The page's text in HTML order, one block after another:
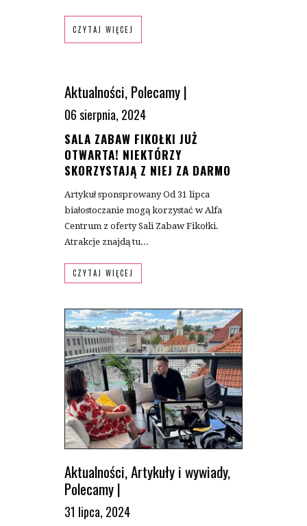
CZYTAJ WIĘCEJ
Aktualności,Polecamy|
06 sierpnia, 2024
SALA ZABAW FIKOŁKI JUŻ
OTWARTA! NIEKTÓRZY
SKORZYSTAJĄ Z NIEJ ZA DARMO
Artykuł sponsprowany Od 31 lipca
białostoczanie mogą korzystać w Alfa
Centrum z oferty Sali Zabaw Fikołki.
Atrakcje znajdą tu...
CZYTAJ WIĘCEJ
Aktualności,Artykuły i wywiady,
Polecamy|
31 lipca, 2024